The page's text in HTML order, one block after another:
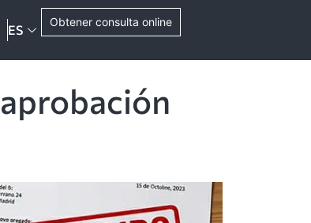
ES
Obtener consulta online